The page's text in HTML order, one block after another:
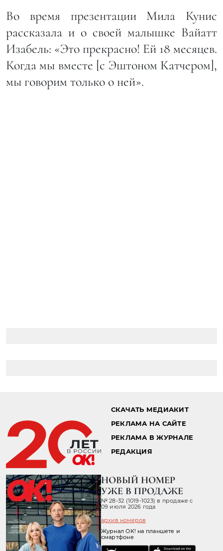
Во время презентации Мила Кунис
рассказала и о своей малышке Вайатт
Изабель: «Это прекрасно! Ей 18 месяцев.
Когда мы вместе [с Эштоном Катчером],
мы говорим только о ней».
СКАЧАТЬ МЕДИАКИТ
РЕКЛАМА НА САЙТЕ
РЕКЛАМА В ЖУРНАЛЕ
РЕДАКЦИЯ
НОВЫЙ НОМЕР
УЖЕ В ПРОДАЖЕ
№ 28-32 (1019-1023) в продаже с
09 июля 2026 года
архив номеров
Журнал OK! на планшете и
смартфоне